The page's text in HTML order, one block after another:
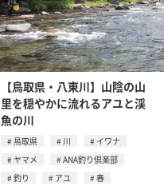
【鳥取県・八東川】山陰の山
里を穏やかに流れるアユと渓
魚の川
鳥取県 川
イワナ
ヤマメ
ANA釣り倶楽部
釣り
アユ
春